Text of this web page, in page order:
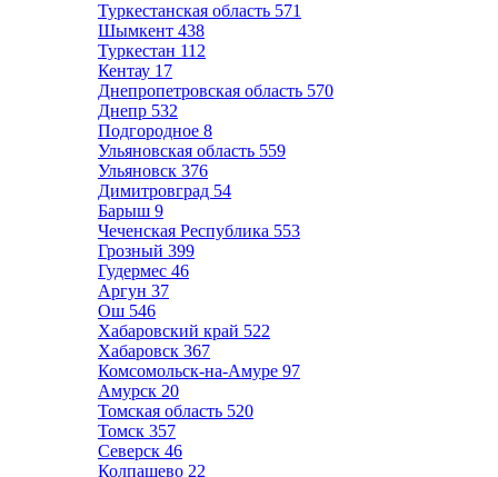
Туркестанская область 571
Шымкент 438
Туркестан 112
Кентау 17
Днепропетровская область 570
Днепр 532
Подгородное 8
Ульяновская область 559
Ульяновск 376
Димитровград 54
Барыш 9
Чеченская Республика 553
Грозный 399
Гудермес 46
Аргун 37
Ош 546
Хабаровский край 522
Хабаровск 367
Комсомольск-на-Амуре 97
Амурск 20
Томская область 520
Томск 357
Северск 46
Колпашево 22